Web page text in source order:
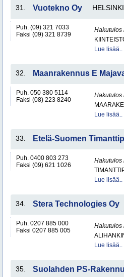
31. Vuotekno Oy HELSINKI
Puh. (09) 321 7033
Faksi (09) 321 8739
Hakutulos
Lue lisää..
32. Maanrakennus E
Puh. 050 380 5114
Faksi (08) 223 8240
Hakutulos
Lue lisää..
33. Etelä-Suomen
Puh. 0400 803 273
Faksi (09) 621 1026
Hakutulos
Lue lisää..
34. Stera Technologies Oy
Puh. 0207 885 000
Faksi 0207 885 005
Hakutulos
Lue lisää..
35. Suolahden PS-